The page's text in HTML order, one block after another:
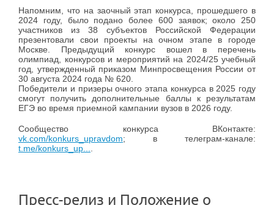
Напомним, что на заочный этап конкурса, прошедшего в
2024 году, было подано более 600 заявок; около 250
участников из 38 субъектов Российской Федерации
презентовали свои проекты на очном этапе в городе
Москве. Предыдущий конкурс вошел в перечень
олимпиад, конкурсов и мероприятий на 2024/25 учебный
год, утвержденный приказом Минпросвещения России от
30 августа 2024 года № 620.
Победители и призеры очного этапа конкурса в 2025 году
смогут получить дополнительные баллы к результатам
ЕГЭ во время приемной кампании вузов в 2026 году.
Сообщество конкурса ВКонтакте:
vk.com/konkurs_upravdom; в телеграм-канале:
t.me/konkurs_up....
Пресс-релиз и Положение о